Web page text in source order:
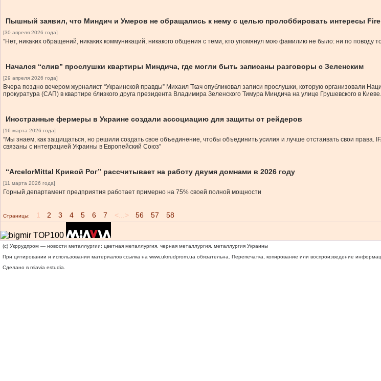
Пышный заявил, что Миндич и Умеров не обращались к нему с целью пролоббировать интересы
[30 апреля 2026 года]
“Нет, никаких обращений, никаких коммуникаций, никакого общения с теми, кто упомянул мою фамилию не было: ни по поводу
Начался “слив” прослушки квартиры Миндича, где могли быть записаны разговоры с Зеленским
[29 апреля 2026 года]
Вчера поздно вечером журналист “Украинской правды” Михаил Ткач опубликовал записи прослушки, которую организовали
прокуратура (САП) в квартире близкого друга президента Владимира Зеленского Тимура Миндича на улице Грушевского в Киеве.
Иностранные фермеры в Украине создали ассоциацию для защиты от рейдеров
[16 марта 2026 года]
“Мы знаем, как защищаться, но решили создать свое объединение, чтобы объединить усилия и лучше отстаивать свои права.
связаны с интеграцией Украины в Европейский Союз”
“ArcelorMittal Кривой Рог” рассчитывает на работу двумя домнами в 2026 году
[11 марта 2026 года]
Горный департамент предприятия работает примерно на 75% своей полной мощности
Страницы: 1 2 3 4 5 6 7 <...> 56 57 58
(c) Укррудпром — новости металлургии: цветная металлургия, черная металлургия, металлургия Украины
При цитировании и использовании материалов ссылка на www.ukrrudprom.ua обязательна. Перепечатка, копирование или воспроизведение
Сделано в miavia estudia.